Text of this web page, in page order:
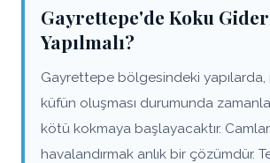
Gayrettepe'de Koku
Yapılmalı?
Gayrettepe bölgesindeki
küfün oluşması durumunda
kötü kokmaya başlayacaktır.
havalandırmak anlık bir çözümdür.